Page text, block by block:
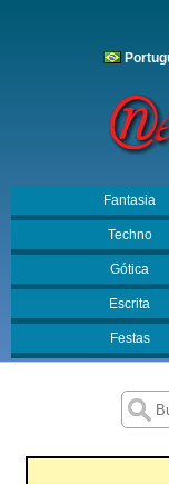
Fantasia
Techno
Gótica
Escrita
Festas